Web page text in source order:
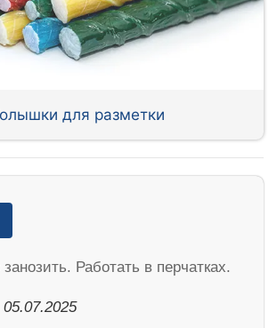
для разметки
Работать в перчатках.